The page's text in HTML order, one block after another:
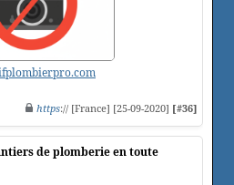
https:// [France] [25-09-2020] [#36]
de plomberie en toute